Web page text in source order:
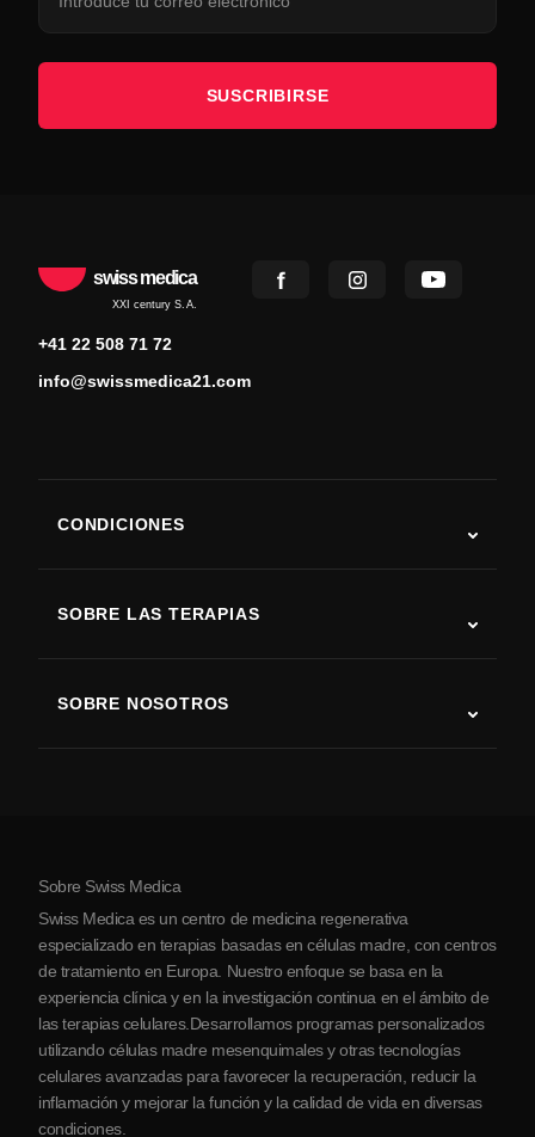
SUSCRIBIRSE
swiss medica
XXI century S.A.
+41 22 508 71 72
info@swissmedica21.com
CONDICIONES
Enfermedad de Parkinson
Artritis
SOBRE LAS TERAPIAS
SOBRE NOSOTROS
Sobre Serbia
Colaboraciones
Sobre Swiss Medica
Swiss Medica es un centro de medicina regenerativa
especializado en terapias basadas en células madre, con centros
de tratamiento en Europa. Nuestro enfoque se basa en la
experiencia clínica y en la investigación continua en el ámbito de
las terapias celulares.Desarrollamos programas personalizados
utilizando células madre mesenquimales y otras tecnologías
celulares avanzadas para favorecer la recuperación, reducir la
inflamación y mejorar la función y la calidad de vida en diversas
condiciones.